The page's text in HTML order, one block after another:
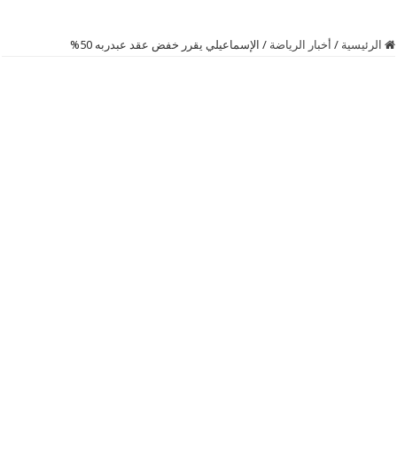
الرئيسية / أخبار الرياضة / الإسماعيلي يقرر خفض عقد عبدربه 50%